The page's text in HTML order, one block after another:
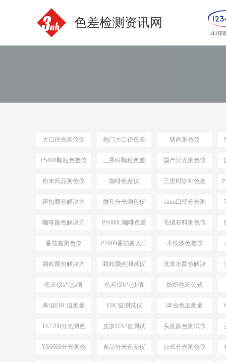
色差检测资讯网
111仪
大口径色差仪型 热门大口径色差 猪肉测色仪
PS808颗粒色差仪 三恩时颗粒色差 国产分光测色仪
粉末药品测色仪 咖啡色差仪 三恩时咖啡色差
纽扣颜色解决方 微孔分光测色仪 1mm口径分光测
咖啡颜色解决方 PS808C咖啡色差 毛绒布料测色仪
番茄酱测色仪 PS809番茄酱大口 木纹漆色差仪
颗粒颜色解决方 颗粒颜色测试仪 洗发水颜色解决
色差仪a*/△a值 色差仪b*/△b值 纺织色差公式
啤酒EBC值测量
EBC值测试仪 啤酒色度测量
TS7700分光测色 皮肤ITA°值测试 头发颜色测试仪
YS6060分光测色 食品分光色差仪 台式分光测色仪